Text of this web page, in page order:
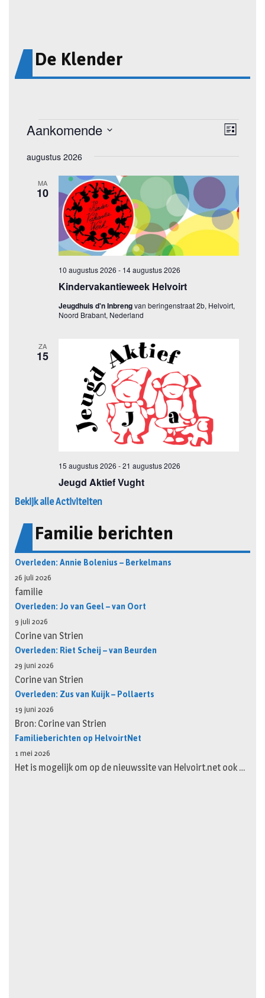
De Klender
Bekijk alle Activiteiten
Familie berichten
Overleden: Annie Bolenius – Berkelmans
26 juli 2026
familie
Overleden: Jo van Geel – van Oort
9 juli 2026
Corine van Strien
Overleden: Riet Scheij – van Beurden
29 juni 2026
Corine van Strien
Overleden: Zus van Kuijk – Pollaerts
19 juni 2026
Bron: Corine van Strien
Familieberichten op HelvoirtNet
1 mei 2026
Het is mogelijk om op de nieuwssite van Helvoirt.net ook …